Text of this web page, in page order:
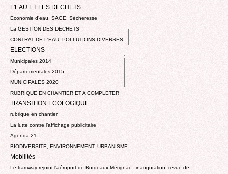
L'EAU ET LES DECHETS
Economie d’eau, SAGE, Sécheresse
La GESTION DES DECHETS
CONTRAT DE L'EAU, POLLUTIONS DIVERSES
ELECTIONS
Municipales 2014
Départementales 2015
MUNICIPALES 2020
RUBRIQUE EN CHANTIER ET A COMPLETER
TRANSITION ECOLOGIQUE
rubrique en chantier
La lutte contre l’affichage publicitaire
Agenda 21
BIODIVERSITE, ENVIRONNEMENT, URBANISME
Mobilités
Le tramway rejoint l'aéroport de Bordeaux Mérignac : inauguration, revue de